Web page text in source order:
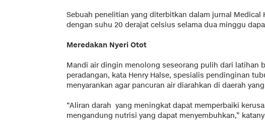
Sebuah penelitian yang diterbitkan dalam jurnal
dengan suhu 20 derajat celsius selama dua minggu
Meredakan Nyeri Otot
Mandi air dingin menolong seseorang pulih dari latihan
peradangan, kata Henry Halse, spesialis pendinginan
menyarankan agar pancuran air diarahkan di daerah
“Aliran darah yang meningkat dapat memperbaiki
mengandung nutrisi yang dapat menyembuhkan,”